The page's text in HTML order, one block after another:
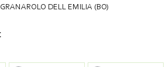
DELL EMILIA (BO)